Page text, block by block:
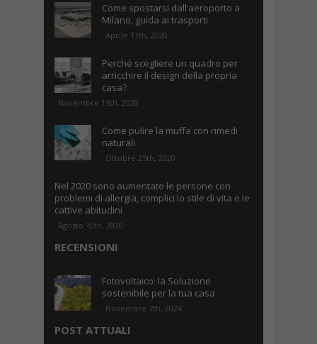
Come spostarsi dall’aeroporto a
Milano, guida ai trasporti
Aprile 11th, 2020
Perché scegliere un quadro per
arricchire il design della propria
casa?
Novembre 13th, 2020
Come pulire la muffa con rimedi
naturali
Ottobre 25th, 2020
Nel 2020 sono aumentate le persone con
problemi di allergia, complici lo stile di vita e le
cattive abitudini
Agosto 10th, 2020
RECENSIONI
Fotovoltaico: la Soluzione
sostenibile per la tua casa
Novembre 7th, 2024
POST ATTUALI